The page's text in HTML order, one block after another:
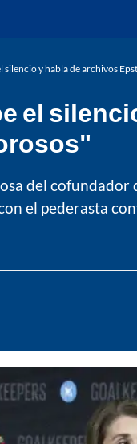
silencio y habla de archivos
el
del
el pederasta